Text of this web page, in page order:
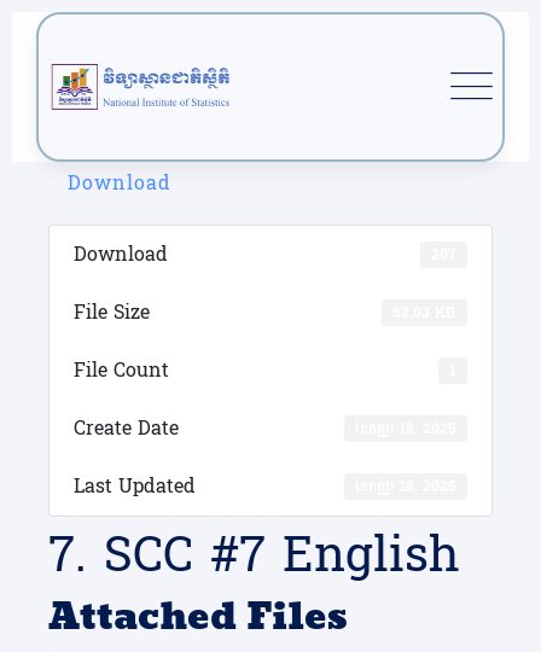
Skip
content
Download
Download
File Size
File Count
Create Date
Last Updated
7. SCC #7 English
Attached Files